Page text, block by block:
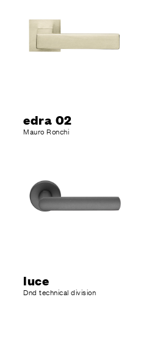
edra 02
Mauro Ronchi
luce
Dnd technical division